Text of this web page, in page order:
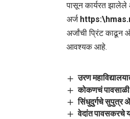
पासून कार्यरत झालेले
अर्ज
अर्जांची प्रिंट काढून
आवश्यक आहे.
उरण
कोकणचं पावसाळी
सिंधुदुर्गचे सुपुत्र
वेदांत पावसकरचे